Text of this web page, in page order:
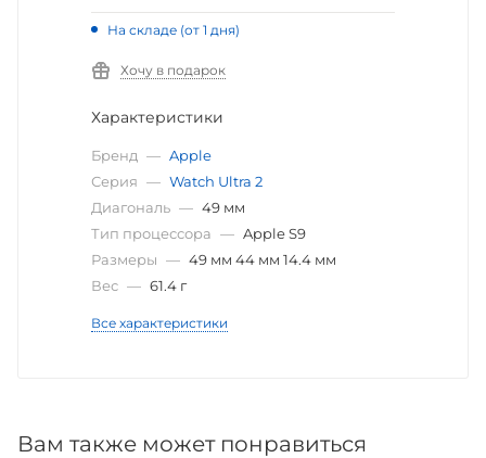
На складе (от 1 дня)
Хочу в подарок
Характеристики
Бренд — Apple
Серия — Watch Ultra 2
Диагональ — 49 мм
Тип процессора — Apple S9
Размеры — 49 мм 44 мм 14.4 мм
Вес — 61.4 г
Все характеристики
Вам также может понравиться